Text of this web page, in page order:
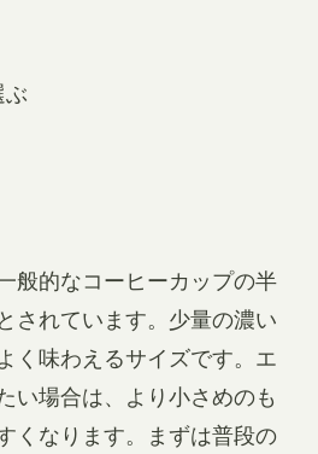
ぶ
般的なコーヒーカップの半
されています。少量の濃い
く味わえるサイズです。エ
い場合は、より小さめのも
くなります。まずは普段の